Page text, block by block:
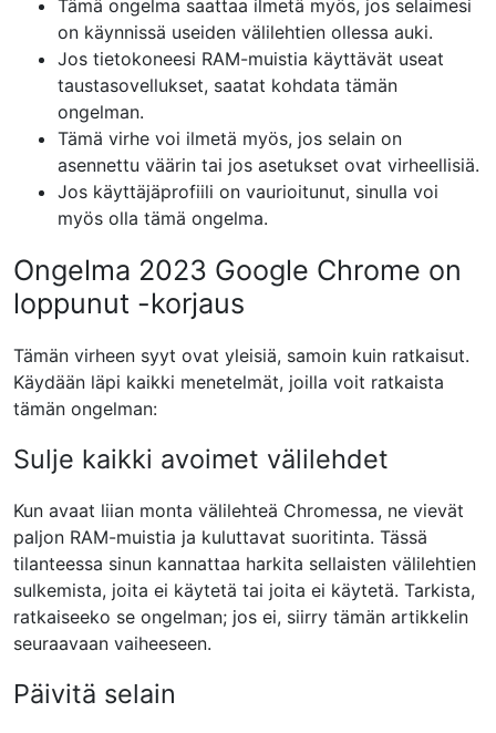
Tämä ongelma saattaa ilmetä myös, jos selaimesi
on käynnissä useiden välilehtien ollessa auki.
Jos tietokoneesi RAM-muistia käyttävät useat
taustasovellukset, saatat kohdata tämän
ongelman.
Tämä virhe voi ilmetä myös, jos selain on
asennettu väärin tai jos asetukset ovat virheellisiä.
Jos käyttäjäprofiili on vaurioitunut, sinulla voi
myös olla tämä ongelma.
Ongelma 2023 Google Chrome on
loppunut -korjaus
Tämän virheen syyt ovat yleisiä, samoin kuin ratkaisut.
Käydään läpi kaikki menetelmät, joilla voit ratkaista
tämän ongelman:
Sulje kaikki avoimet välilehdet
Kun avaat liian monta välilehteä Chromessa, ne vievät
paljon RAM-muistia ja kuluttavat suoritinta. Tässä
tilanteessa sinun kannattaa harkita sellaisten välilehtien
sulkemista, joita ei käytetä tai joita ei käytetä. Tarkista,
ratkaiseeko se ongelman; jos ei, siirry tämän artikkelin
seuraavaan vaiheeseen.
Päivitä selain